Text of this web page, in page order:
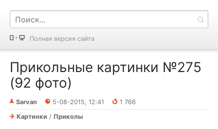
Полная версия сайта
Прикольные картинки №275
(92 фото)
Sarvan 5-08-2015, 12:41
1 766
Картинки / Приколы